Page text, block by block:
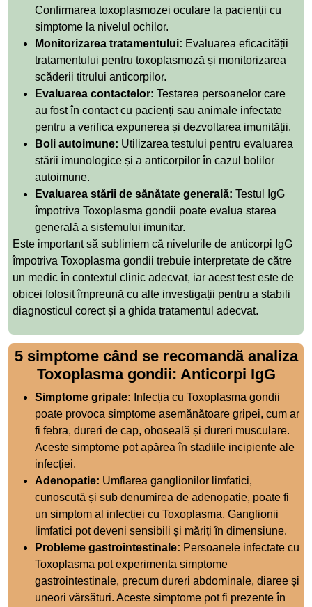
Confirmarea toxoplasmozei oculare la pacienții cu
simptome la nivelul ochilor.
Monitorizarea tratamentului: Evaluarea eficacității
tratamentului pentru toxoplasmoză și monitorizarea
scăderii titrului anticorpilor.
Evaluarea contactelor: Testarea persoanelor care
au fost în contact cu pacienți sau animale infectate
pentru a verifica expunerea și dezvoltarea imunității.
Boli autoimune: Utilizarea testului pentru evaluarea
stării imunologice și a anticorpilor în cazul bolilor
autoimune.
Evaluarea stării de sănătate generală: Testul IgG
împotriva Toxoplasma gondii poate evalua starea
generală a sistemului imunitar.
Este important să subliniem că nivelurile de anticorpi IgG
împotriva Toxoplasma gondii trebuie interpretate de către
un medic în contextul clinic adecvat, iar acest test este de
obicei folosit împreună cu alte investigații pentru a stabili
diagnosticul corect și a ghida tratamentul adecvat.
5 simptome când se recomandă analiza
Toxoplasma gondii: Anticorpi IgG
Simptome gripale: Infecția cu Toxoplasma gondii
poate provoca simptome asemănătoare gripei, cum ar
fi febra, dureri de cap, oboseală și dureri musculare.
Aceste simptome pot apărea în stadiile incipiente ale
infecției.
Adenopatie: Umflarea ganglionilor limfatici,
cunoscută și sub denumirea de adenopatie, poate fi
un simptom al infecției cu Toxoplasma. Ganglionii
limfatici pot deveni sensibili și măriți în dimensiune.
Probleme gastrointestinale: Persoanele infectate cu
Toxoplasma pot experimenta simptome
gastrointestinale, precum dureri abdominale, diaree și
uneori vărsături. Aceste simptome pot fi prezente în